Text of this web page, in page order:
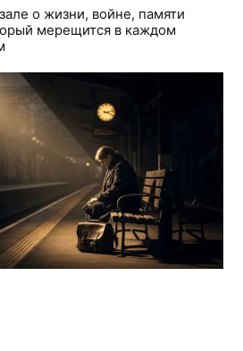
о жизни, войне, памяти
мерещится в каждом